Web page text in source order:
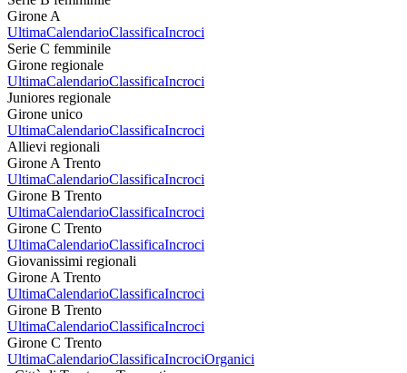
Girone A
UltimaCalendarioClassificaIncroci
Serie C femminile
Girone regionale
UltimaCalendarioClassificaIncroci
Juniores regionale
Girone unico
UltimaCalendarioClassificaIncroci
Allievi regionali
Girone A Trento
UltimaCalendarioClassificaIncroci
Girone B Trento
UltimaCalendarioClassificaIncroci
Girone C Trento
UltimaCalendarioClassificaIncroci
Giovanissimi regionali
Girone A Trento
UltimaCalendarioClassificaIncroci
Girone B Trento
UltimaCalendarioClassificaIncroci
Girone C Trento
UltimaCalendarioClassificaIncrociOrganici